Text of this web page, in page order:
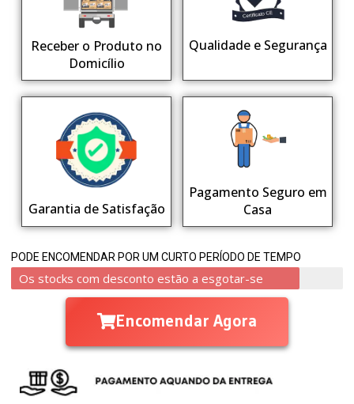
Receber o Produto no
Domicílio
Qualidade e Segurança
Garantia de Satisfação
Pagamento Seguro em
Casa
PODE ENCOMENDAR POR UM CURTO PERÍODO DE TEMPO
Os stocks com desconto estão a esgotar-se
Encomendar Agora